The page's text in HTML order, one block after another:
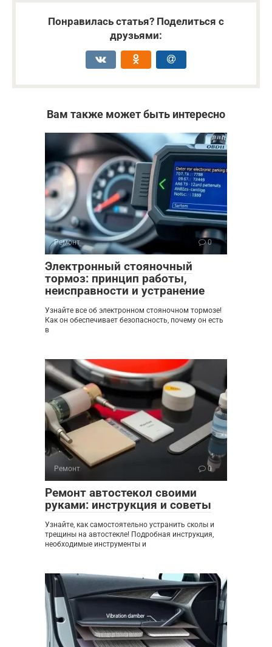
Понравилась статья? Поделиться с
друзьями:
Вам также может быть интересно
Ремонт 0
Электронный стояночный
тормоз: принцип работы,
неисправности и устранение
Узнайте все об электронном стояночном тормозе!
Как он обеспечивает безопасность, почему он есть
в
Ремонт 0
Ремонт автостекол своими
руками: инструкция и советы
Узнайте, как самостоятельно устранить сколы и
трещины на автостекле! Подробная инструкция,
необходимые инструменты и